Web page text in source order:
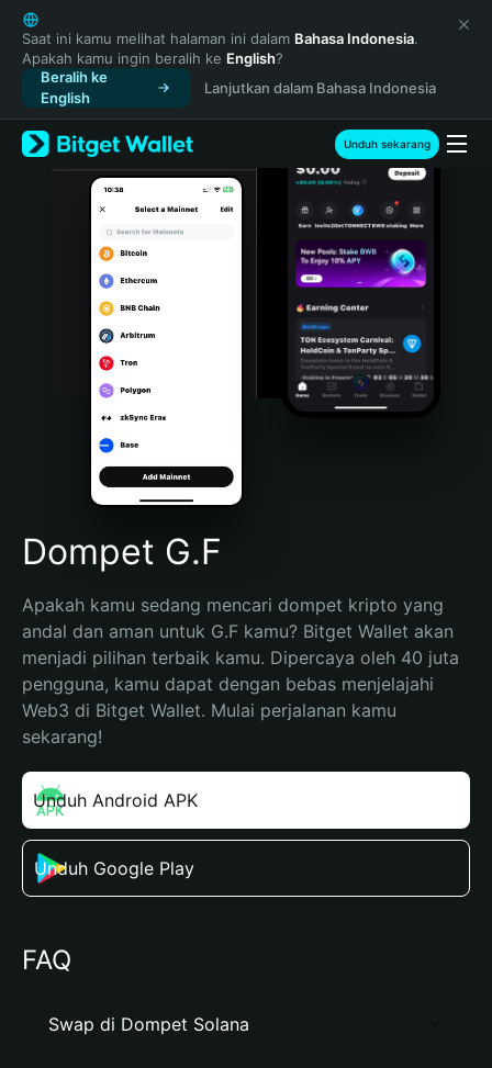
English
日本語
Tiếng Việt
Русский
Español (Latinoamérica)
Türkçe
Italiano
Português (Portugal)
Bahasa Indonesia
Português (Brasil)
Español (Argentina)
Saat ini kamu melihat halaman ini dalam Bahasa Indonesia.
Apakah kamu ingin beralih ke English?
Beralih ke
English
Lanjutkan dalam Bahasa Indonesia
Unduh sekarang
Dompet G.F
Apakah kamu sedang mencari dompet kripto yang
andal dan aman untuk G.F kamu? Bitget Wallet akan
menjadi pilihan terbaik kamu. Dipercaya oleh 40 juta
pengguna, kamu dapat dengan bebas menjelajahi
Web3 di Bitget Wallet. Mulai perjalanan kamu
sekarang!
Unduh Android APK
Unduh Google Play
FAQ
Swap di Dompet Solana